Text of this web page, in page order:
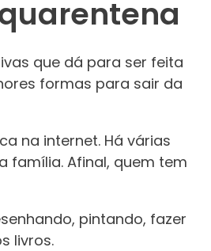
que dá para ser feita
formas para sair da
na internet. Há várias
família. Afinal, quem tem
pintando, fazer
livros.